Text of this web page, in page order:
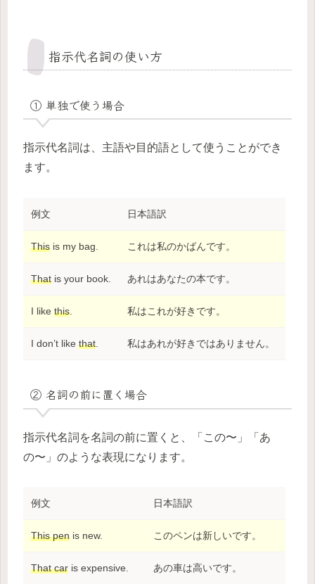
指示代名詞の使い方
① 単独で使う場合
指示代名詞は、主語や目的語として使うことができ
ます。
例文 日本語訳
This is my bag. これは私のかばんです。
That is your book. あれはあなたの本です。
I like this 私はこれが好きです。
I don’t like that 私はあれが好きではありません。
② 名詞の前に置く場合
指示代名詞を名詞の前に置くと、「この〜」「あ
の〜」のような表現になります。
例文 日本語訳
This pen is new. このペンは新しいです。
That car is expensive. あの車は高いです。